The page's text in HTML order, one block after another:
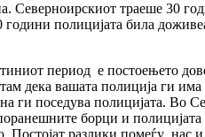
траеше 30
полицијата била
период е постоењето
вашата полиција ги има
ги поседува полицијата. Во
борци и